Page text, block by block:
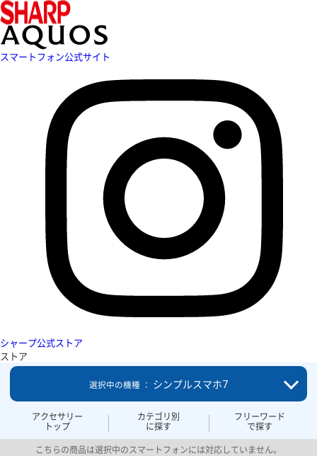
スマートフォン公式サイト
シャープ公式ストア
ストア
アクセサリー
トップ
カテゴリ別
に探す
フリーワード
で探す
選択中の機種 ： シンプルスマホ7
こちらの商品は選択中のスマートフォンには対応していません。